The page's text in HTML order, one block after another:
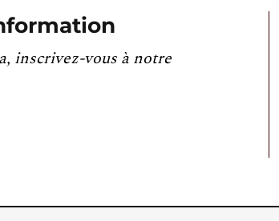
inscrivez-vous à notre